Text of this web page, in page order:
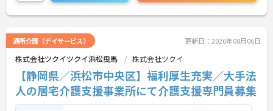
いける温かい環境です。
＜助け合いが自然に生まれる、明るい職場です＞ス
とても明るく関係性の良い事業所です。ワークライ
フバランスを重視しているためお休みが取りやす
く、仕事だけでなくプライベートも大切にできる環
境です。また充実した福利厚生なども魅力♪安定し
た待遇の中で、モチベーション高くお仕事に取り組
めます。
通所介護（デイサービス） 更新日：2026年08月06日
株式会社ツクイツクイ浜松曳馬 株式会社ツクイ
【静岡県／浜松市中央区】福利厚生充実／大手法
人の居宅介護支援事業所にて介護支援専門員募集